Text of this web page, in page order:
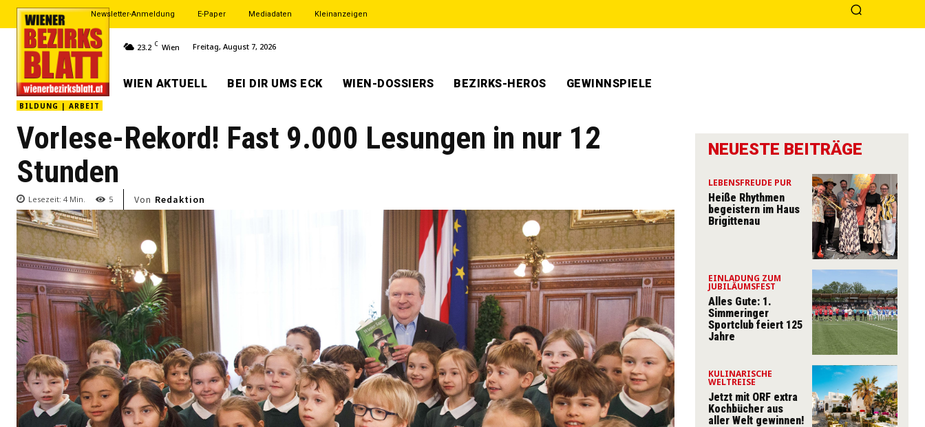
Newsletter-Anmeldung E-Paper Mediadaten Kleinanzeigen
23.2 C Wien Freitag, August 7, 2026
WIEN AKTUELL BEI DIR UMS ECK WIEN-DOSSIERS BEZIRKS-HEROS GEWINNSPIELE
BILDUNG | ARBEIT
Vorlese-Rekord! Fast 9.000 Lesungen in nur 12
Stunden
Lesezeit: 4 Min. 5 Von Redaktion
NEUESTE BEITRÄGE
LEBENSFREUDE PUR
Heiße Rhythmen
begeistern im Haus
Brigittenau
EINLADUNG ZUM
JUBILÄUMSFEST
Alles Gute: 1.
Simmeringer
Sportclub feiert 125
Jahre
KULINARISCHE
WELTREISE
Jetzt mit ORF extra
Kochbücher aus
aller Welt gewinnen!